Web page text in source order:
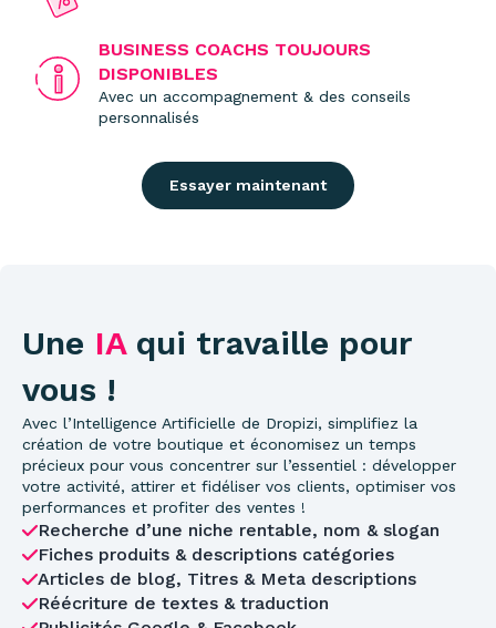
BUSINESS COACHS TOUJOURS
DISPONIBLES
Avec un accompagnement & des conseils
personnalisés
Essayer maintenant
Une IAqui travaille pour
vous !
Avec l’Intelligence Artificielle de Dropizi, simplifiez la
création de votre boutique et économisez un temps
précieux pour vous concentrer sur l’essentiel : développer
votre activité, attirer et fidéliser vos clients, optimiser vos
performances et profiter des ventes !
Recherche d’une niche rentable, nom & slogan
Fiches produits & descriptions catégories
Articles de blog, Titres & Meta descriptions
Réécriture de textes & traduction